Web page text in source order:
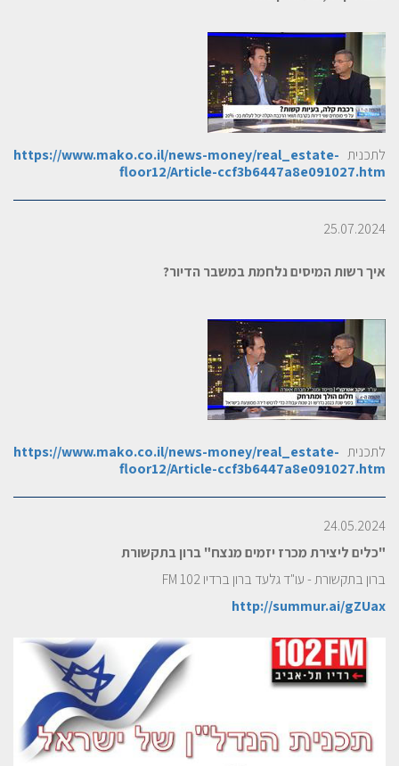
לתכנית https://www.mako.co.il/news-money/real_estate-
floor12/Article-ccf3b6447a8e091027.htm
25.07.2024
איך רשות המיסים נלחמת במשבר הדיור?
לתכנית https://www.mako.co.il/news-money/real_estate-
floor12/Article-ccf3b6447a8e091027.htm
24.05.2024
"כלים ליצירת מכרז יזמים מנצח" ברון בתקשורת
ברון בתקשורת - עו"ד גלעד ברון ברדיו 102 FM
http://summur.ai/gZUax